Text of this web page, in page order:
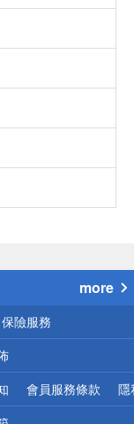
more
保險服務
會員服務條款 隱